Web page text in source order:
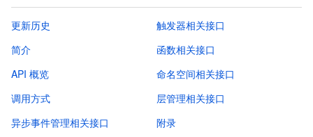
更新历史
简介
API 概览
调用方式
触发器相关接口
函数相关接口
命名空间相关接口
层管理相关接口
异步事件管理相关接口
附录